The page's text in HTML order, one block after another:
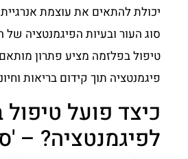
יכולת להתאים את עוצמת
סוג העור ובעיות הפיגמנטציה
טיפול בפלזמה מציע פתרון
פיגמנטציה תוך קידום בריאות
כיצד פועל
לפיגמנטציה? –